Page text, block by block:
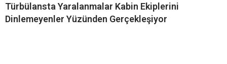
Türbülansta Yaralanmalar Kabin Ekiplerini
Dinlemeyenler Yüzünden Gerçekleşiyor